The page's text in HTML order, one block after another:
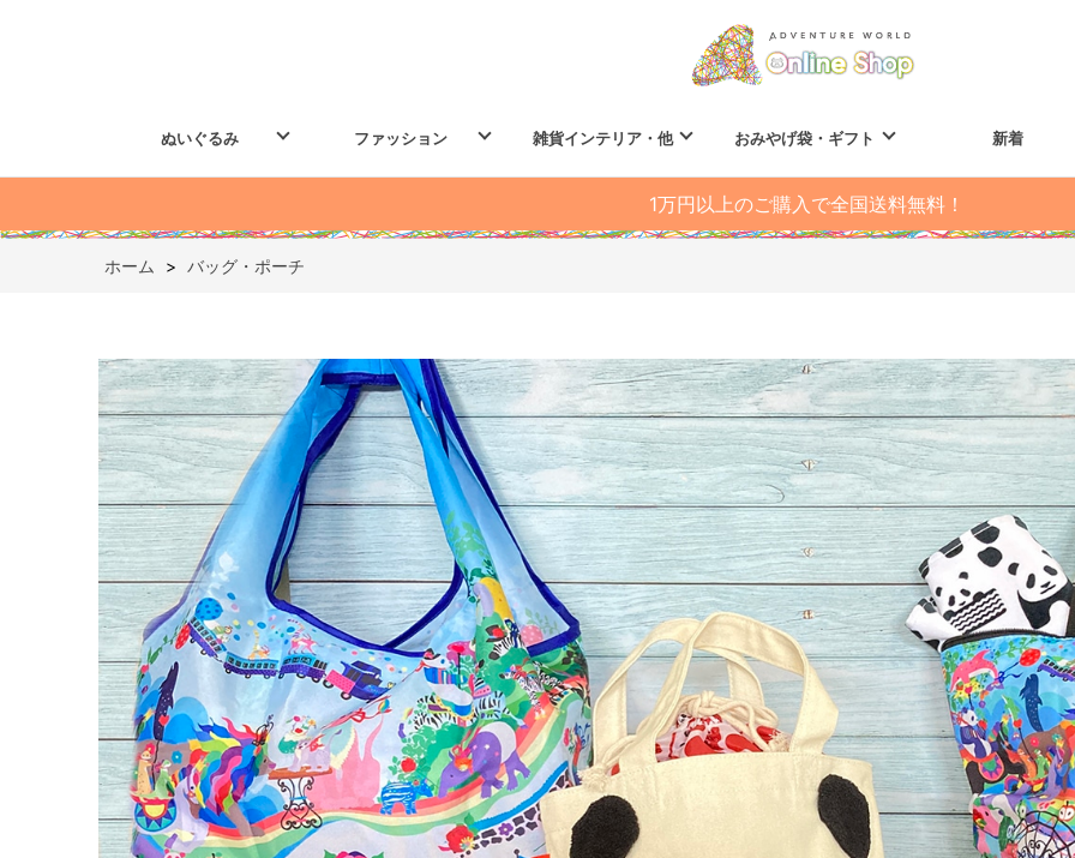
ぬいぐるみ ファッション 雑貨インテリア・他 おみやげ袋・ギフト 新着
1万円以上のご購入で全国送料無料！
ホーム > バッグ・ポーチ